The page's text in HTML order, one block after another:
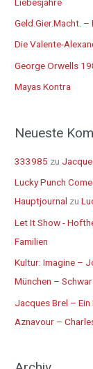
h
Geld.Gier.Macht. –
Die Valente-
George Orwells
Mayas Kontra
Neueste
333985 zu
Lucky Punch
Hauptjournal zu
Let It Show -
Familien
Kultur: Imagine –
München –
Jacques Brel –
Aznavour –